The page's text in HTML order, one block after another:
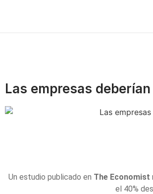
Las empresas
Un estudio publicado en The Economist
el 40%